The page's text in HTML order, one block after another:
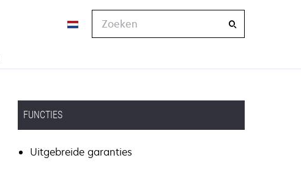
Zoeken
FUNCTIES
Uitgebreide garanties